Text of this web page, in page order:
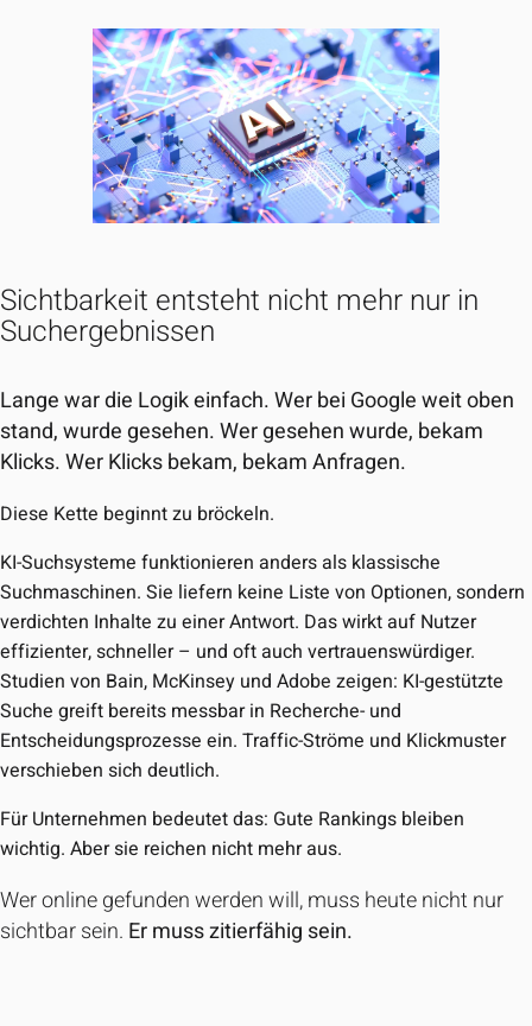
Sichtbarkeit entsteht nicht mehr nur in
Suchergebnissen
Lange war die Logik einfach. Wer bei Google weit oben
stand, wurde gesehen. Wer gesehen wurde, bekam
Klicks. Wer Klicks bekam, bekam Anfragen.
Diese Kette beginnt zu bröckeln.
KI-Suchsysteme funktionieren anders als klassische
Suchmaschinen. Sie liefern keine Liste von Optionen, sondern
verdichten Inhalte zu einer Antwort. Das wirkt auf Nutzer
effizienter, schneller – und oft auch vertrauenswürdiger.
Studien von Bain, McKinsey und Adobe zeigen: KI-gestützte
Suche greift bereits messbar in Recherche- und
Entscheidungsprozesse ein. Traffic-Ströme und Klickmuster
verschieben sich deutlich.
Für Unternehmen bedeutet das: Gute Rankings bleiben
wichtig. Aber sie reichen nicht mehr aus.
Wer online gefunden werden will, muss heute nicht nur
sichtbar sein. Er muss zitierfähig sein.